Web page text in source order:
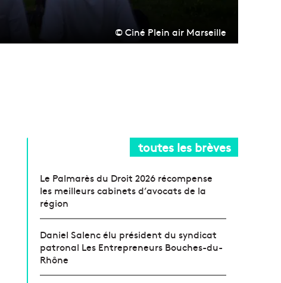
© Ciné Plein air Marseille
toutes les brèves
Le Palmarès du Droit 2026 récompense
les meilleurs cabinets d’avocats de la
région
Daniel Salenc élu président du syndicat
patronal Les Entrepreneurs Bouches-du-
Rhône